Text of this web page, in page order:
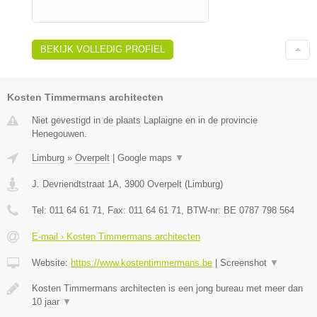
BEKIJK VOLLEDIG PROFIEL
Kosten Timmermans architecten
Niet gevestigd in de plaats Laplaigne en in de provincie
Henegouwen.
Limburg » Overpelt Google maps ▼
J. Devriendtstraat 1A, 3900 Overpelt (Limburg)
Tel: 011 64 61 71, Fax: 011 64 61 71, BTW-nr: BE 0787 798 564
E-mail › Kosten Timmermans architecten
Website: https://www.kostentimmermans.be Screenshot ▼
Kosten Timmermans architecten is een jong bureau met meer dan
10 jaar ▼